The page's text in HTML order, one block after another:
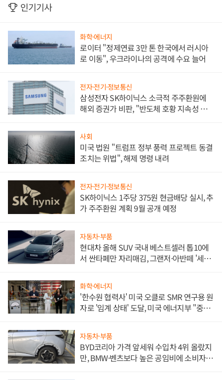
인기기사
화학·에너지
로이터 "정제연료 3만 톤 한국에서 러시아
로 이동", 우크라이나의 공격에 수요 늘어
전자·전기·정보통신
삼성전자 SK하이닉스 소극적 주주환원에
해외 증권가 비판, "반도체 호황 지속성 의
사회
미국 법원 "트럼프 정부 풍력 프로젝트 동결
조치는 위법", 해제 명령 내려
전자·전기·정보통신
SK하이닉스 1주당 375원 현금배당 실시, 추
가 주주환원 계획 9월 공개 예정
자동차·부품
현대차 올해 SUV 국내 베스트셀러 톱10에
서 싼타페만 자리매김, 그랜저·아반떼 '세단
화학·에너지
'한수원 협력사' 미국 오클로 SMR 연구용 원
자로 '임계 상태' 도달, 미국 에너지부 "중요
자동차·부품
BYD코리아 가격 앞세워 수입차 4위 올랐지
만, BMW·벤츠보다 높은 공임비에 소비자